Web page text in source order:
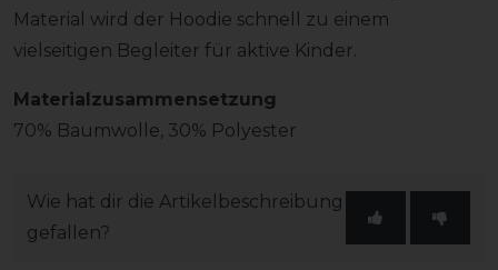
Material wird der Hoodie schnell zu einem
vielseitigen Begleiter für aktive Kinder.
Materialzusammensetzung
70% Baumwolle, 30% Polyester
Wie hat dir die Artikelbeschreibung
gefallen?